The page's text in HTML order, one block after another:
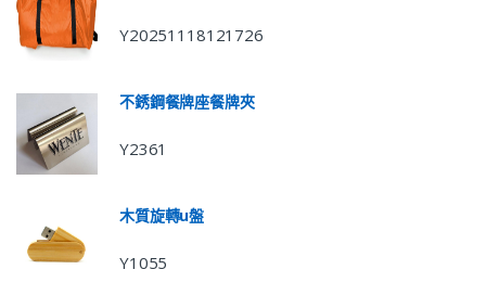
Y20251118121726
不銹鋼餐牌座餐牌夾
Y2361
木質旋轉u盤
Y1055